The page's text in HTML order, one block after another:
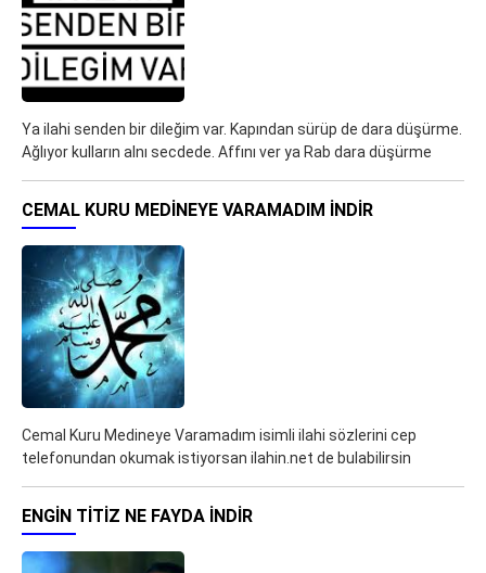
Ya ilahi senden bir dileğim var. Kapından sürüp de dara düşürme.
Ağlıyor kulların alnı secdede. Affını ver ya Rab dara düşürme
CEMAL KURU MEDINEYE VARAMADIM İNDIR
Cemal Kuru Medineye Varamadım isimli ilahi sözlerini cep
telefonundan okumak istiyorsan ilahin.net de bulabilirsin
ENGIN TITIZ NE FAYDA İNDIR